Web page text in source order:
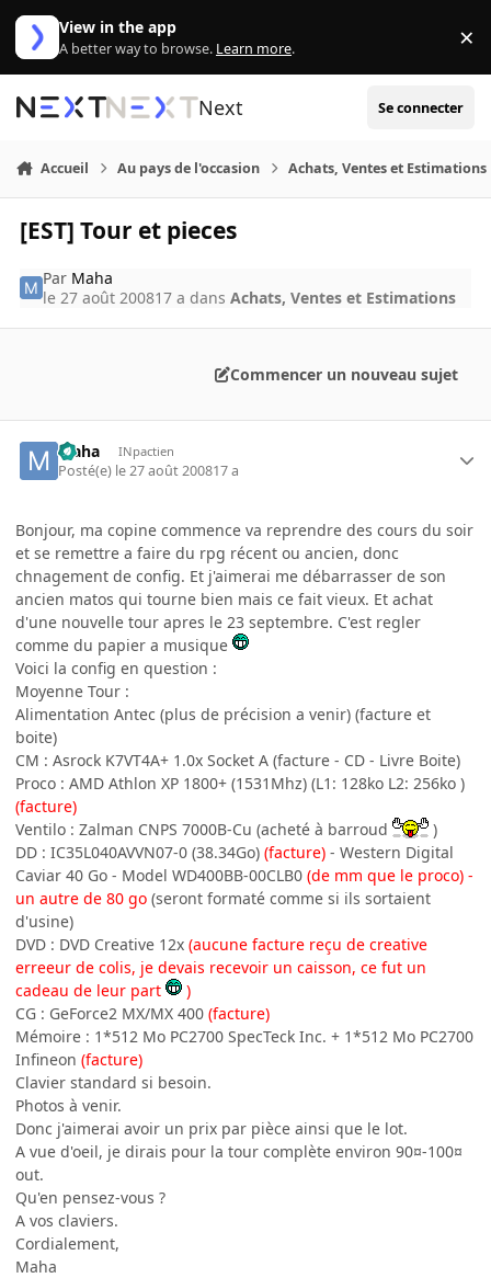
Aller au contenu
View in the app
A better way to browse. Learn more. ×
Next Se connecter
Accueil Au pays de l'occasion Achats, Ventes et Estimations
[EST] Tour et pieces
Par Maha
le 27 août 200817 a dansAchats, Ventes et Estimations
Commencer un nouveau sujet
Maha INpactien
Posté(e) le 27 août 200817 a
Bonjour, ma copine commence va reprendre des cours du soir
et se remettre a faire du rpg récent ou ancien, donc
chnagement de config. Et j'aimerai me débarrasser de son
ancien matos qui tourne bien mais ce fait vieux. Et achat
d'une nouvelle tour apres le 23 septembre. C'est regler
comme du papier a musique
Voici la config en question :
Moyenne Tour :
Alimentation Antec (plus de précision a venir) (facture et
boite)
CM : Asrock K7VT4A+ 1.0x Socket A (facture - CD - Livre Boite)
Proco : AMD Athlon XP 1800+ (1531Mhz) (L1: 128ko L2: 256ko )
(facture)
Ventilo : Zalman CNPS 7000B-Cu (acheté à barroud
)
DD : IC35L040AVVN07-0 (38.34Go) (facture) - Western Digital
Caviar 40 Go - Model WD400BB-00CLB0 (de mm que le proco) -
un autre de 80 go (seront formaté comme si ils sortaient
d'usine)
DVD : DVD Creative 12x (aucune facture reçu de creative
erreeur de colis, je devais recevoir un caisson, ce fut un
cadeau de leur part
)
CG : GeForce2 MX/MX 400 (facture)
Mémoire : 1*512 Mo PC2700 SpecTeck Inc. + 1*512 Mo PC2700
Infineon (facture)
Clavier standard si besoin.
Photos à venir.
Donc j'aimerai avoir un prix par pièce ainsi que le lot.
A vue d'oeil, je dirais pour la tour complète environ 90¤-100¤
out.
Qu'en pensez-vous ?
A vos claviers.
Cordialement,
Maha